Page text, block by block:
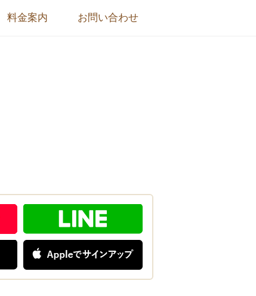
料金案内 お問い合わせ